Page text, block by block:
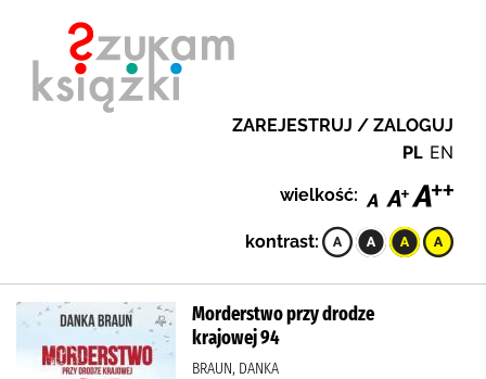
ZAREJESTRUJ / ZALOGUJ
PL EN
wielkość:
kontrast:
Morderstwo przy drodze
krajowej 94
BRAUN, DANKA